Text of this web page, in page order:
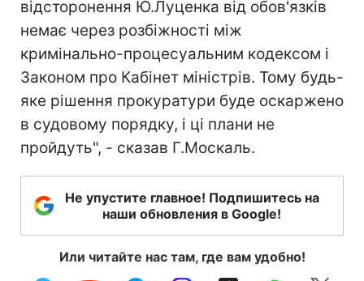
відсторонення Ю.Луценка від обов'язків
немає через розбіжності між
кримінально-процесуальним кодексом і
Законом про Кабінет міністрів. Тому будь-
яке рішення прокуратури буде оскаржено
в судовому порядку, і ці плани не
пройдуть", - сказав Г.Москаль.
Не упустите главное! Подпишитесь на
наши обновления в Google!
Или читайте нас там, где вам удобно!